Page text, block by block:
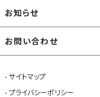
お知らせ
お問い合わせ
サイトマップ
プライバシーポリシー